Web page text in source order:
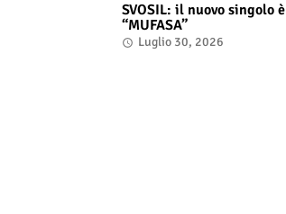
SVOSIL: il nuovo singolo è
“MUFASA”
Luglio 30, 2026